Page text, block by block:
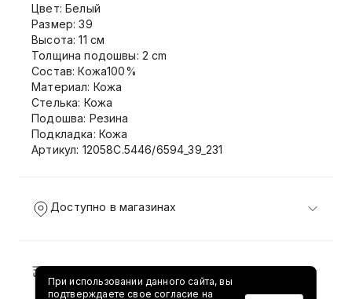
Цвет: Белый
Размер: 39
Высота: 11 см
Толщина подошвы: 2 cm
Состав: Кожа100%
Материал: Кожа
Стелька: Кожа
Подошва: Резина
Подкладка: Кожа
Артикул: 12058C.5446/6594_39_231
Доступно в магазинах
Доставка и возврат
При использовании данного сайта, вы
подтверждаете свое согласие на